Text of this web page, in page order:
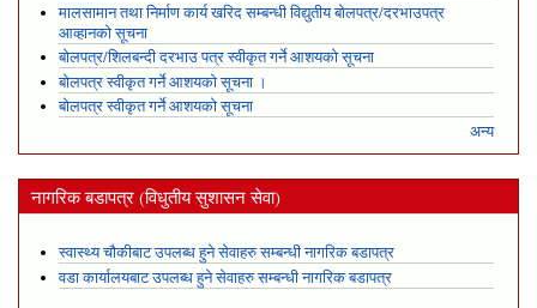
मालसामान तथा निर्माण कार्य खरिद सम्बन्धी विद्युतीय बोलपत्र/दरभाउपत्र
आव्हानको सूचना
बोलपत्र/शिलबन्दी दरभाउ पत्र स्वीकृत गर्ने आशयको सूचना
बोलपत्र स्वीकृत गर्ने आशयको सूचना ।
बोलपत्र स्वीकृत गर्ने आशयको सूचना
अन्य
नागरिक बडापत्र (विधुतीय सुशासन सेवा)
स्वास्थ्य चौकीबाट उपलब्ध हुने सेवाहरु सम्बन्धी नागरिक बडापत्र
वडा कार्यालयबाट उपलब्ध हुने सेवाहरु सम्बन्धी नागरिक बडापत्र